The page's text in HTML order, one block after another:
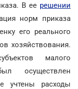
В ее решении
норм приказа
его реального
хозяйствования.
малого
осуществлен
учтены расходы